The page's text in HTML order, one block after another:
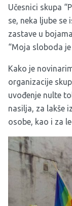
Učesnici skupa
se, neka ljube se
zastave u
“Moja sloboda
Kako je
organizacije
uvođenje nulte
nasilja, za lakše
osobe, kao i za